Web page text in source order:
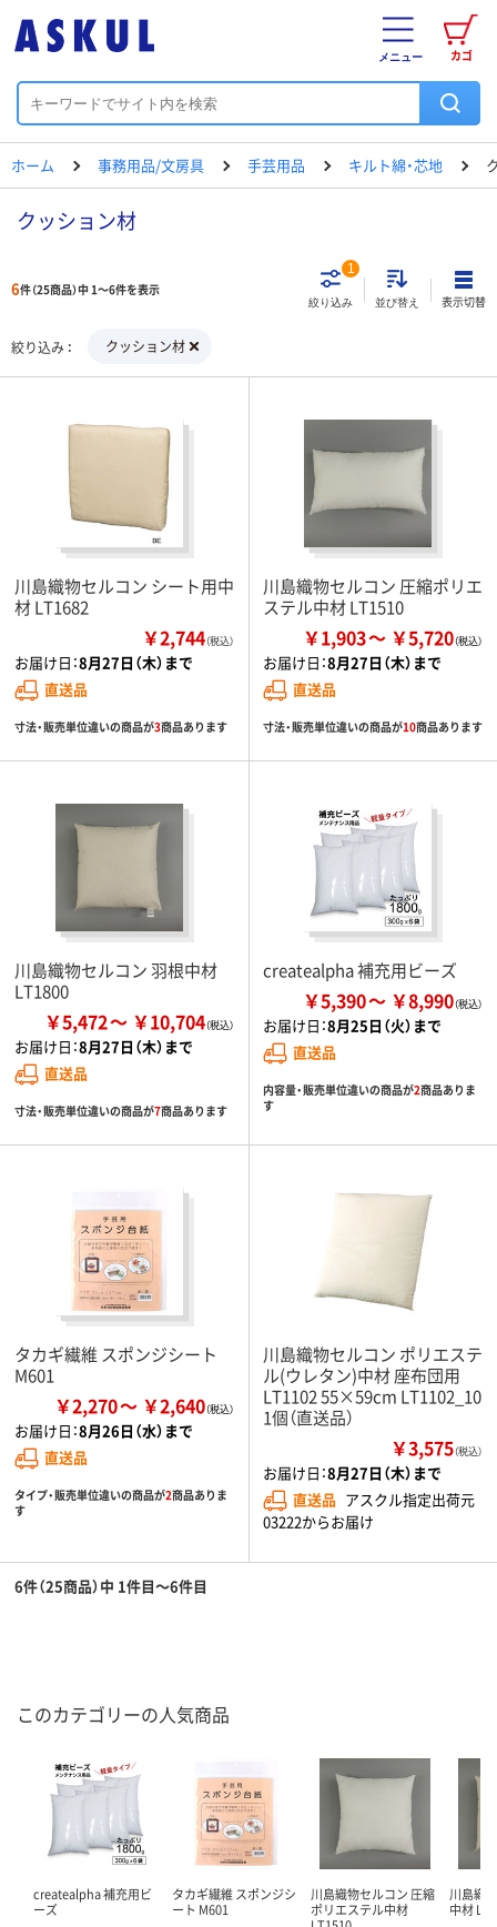
カゴ
メニュー
ホーム 事務用品/文房具 手芸用品 キルト綿・芯地
クッション材
6件（25商品）中 1～6件を表示
絞り込み
1
並び替え 表示切替
絞り込み クッション材
川島織物セルコン シート用中
材 LT1682
￥2,744（税込）
お届け日：8月27日（木）まで
直送品
寸法・販売単位違いの商品が3商品あります
川島織物セルコン 圧縮ポリエ
ステル中材 LT1510
￥1,903 ￥5,720
お届け日：8月27日（木）まで
直送品
寸法・販売単位違いの商品が10商品あります
川島織物セルコン 羽根中材
LT1800
￥5,472 ￥10,704
お届け日：8月27日（木）まで
直送品
寸法・販売単位違いの商品が7商品あります
createalpha 補充用ビーズ
￥5,390 ￥8,990
お届け日：8月25日（火）まで
直送品
内容量・販売単位違いの商品が2商品ありま
す
タカギ繊維 スポンジシート
M601
￥2,270 ￥2,640
お届け日：8月26日（水）まで
直送品
タイプ・販売単位違いの商品が2商品ありま
す
川島織物セルコン ポリエステ
ル(ウレタン)中材 座布団用
LT1102 55×59cm LT1102_10
1個（直送品）
￥3,575（税込）
お届け日：8月27日（木）まで
直送品 アスクル指定出荷元
03222からお届け
6件（25商品）中 1件目～6件目
このカテゴリーの人気商品
createalpha 補充用ビ
ーズ
タカギ繊維 スポンジシ
ート M601
川島織物セルコン 圧縮
ポリエステル中材
川島織
中材